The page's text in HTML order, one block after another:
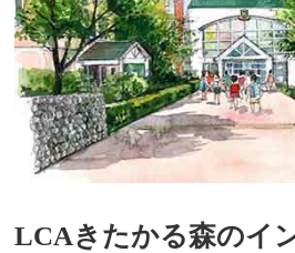
LCAきたかる森のイ